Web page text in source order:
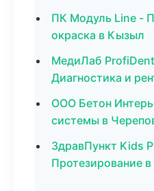
ПК Модуль Line -
окраска в Кызыл
МедиЛаб
Диагностика и
ООО Бетон
системы в
ЗдравПункт Kids
Протезирование